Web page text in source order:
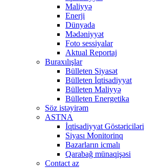
Maliyyə
Enerji
Dünyada
Mədəniyyət
Foto sessiyalar
Aktual Reportaj
Buraxılışlar
Bülleten Siyasət
Bülleten İqtisadiyyat
Bülleten Maliyyə
Bülleten Energetika
Söz istəyirəm
ASTNA
İqtisadiyyat Göstəriciləri
Siyası Monitorinq
Bazarların icmalı
Qarabağ münaqişəsi
Contact az